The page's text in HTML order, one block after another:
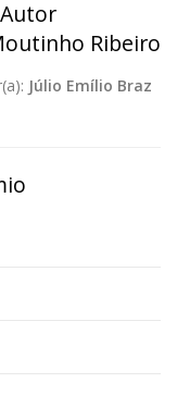
Ribeiro
Júlio Emílio Braz